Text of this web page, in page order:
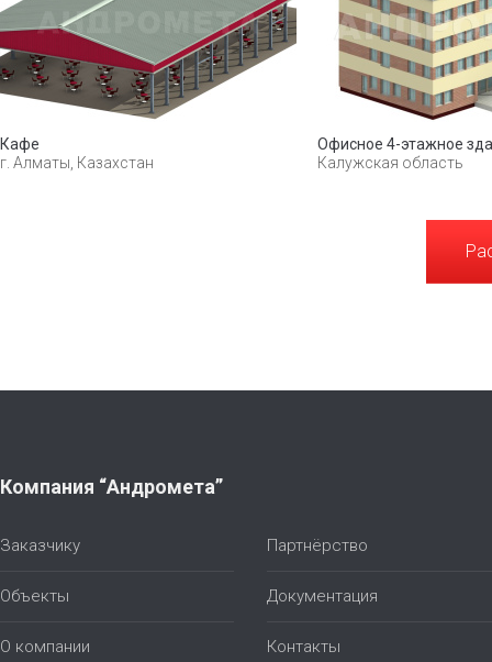
Кафе
г. Алматы, Казахстан
Офисное 4-этажное
Калужская область
Компания “Андромета”
Заказчику
Объекты
О компании
Партнёрство
Документация
Контакты